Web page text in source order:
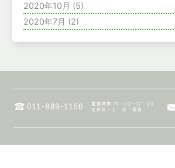
2020年10月 (5)
2020年7月 (2)